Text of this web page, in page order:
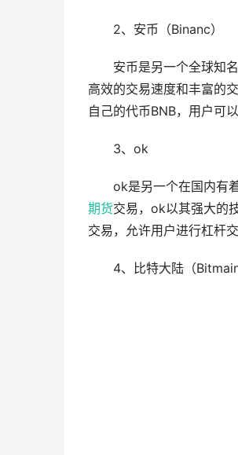
2、安币（Binanc）
安币是另一个全球知
高效的交易速度和丰富的
自己的代币BNB，用户可
3、ok
ok是另一个在国内有
期货交易，ok以其强大的
交易，允许用户进行杠杆
4、比特大陆（Bitmain